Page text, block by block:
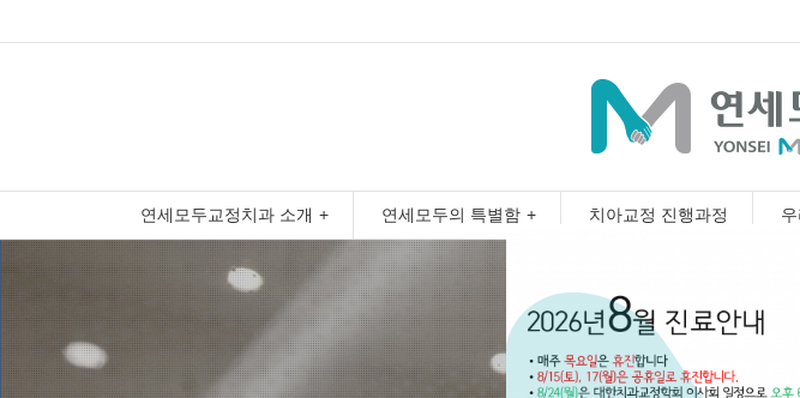
연세모두교정치과 소개 연세모두의 특별함 치아교정 진행과정